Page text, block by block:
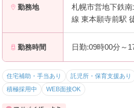
勤務地
札幌市営地下鉄
線 東本願寺前駅
勤務時間 日勤:09時00分～
住宅補助・手当あり 託児所・保育支援あり
積極採用中
WEB面接OK